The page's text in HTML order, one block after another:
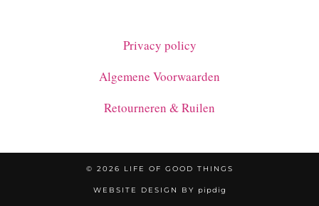
Privacy policy
Algemene Voorwaarden
Retourneren & Ruilen
© 2026 LIFE OF GOOD THINGS
WEBSITE DESIGN BY pipdig